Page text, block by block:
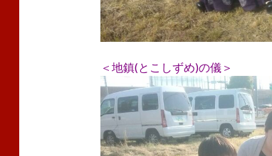
＜地鎮(とこしずめ)の儀＞